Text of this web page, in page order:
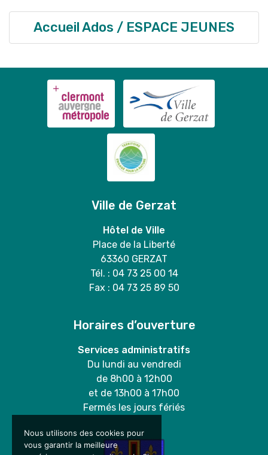
Accueil Ados / ESPACE JEUNES
Ville de Gerzat
Hôtel de Ville
Place de la Liberté
63360 GERZAT
Tél. : 04 73 25 00 14
Fax : 04 73 25 89 50
Horaires d’ouverture
Services administratifs
Du lundi au vendredi
de 8h00 à 12h00
et de 13h00 à 17h00
Fermés les jours fériés
Nous utilisons des cookies pour
vous garantir la meilleure